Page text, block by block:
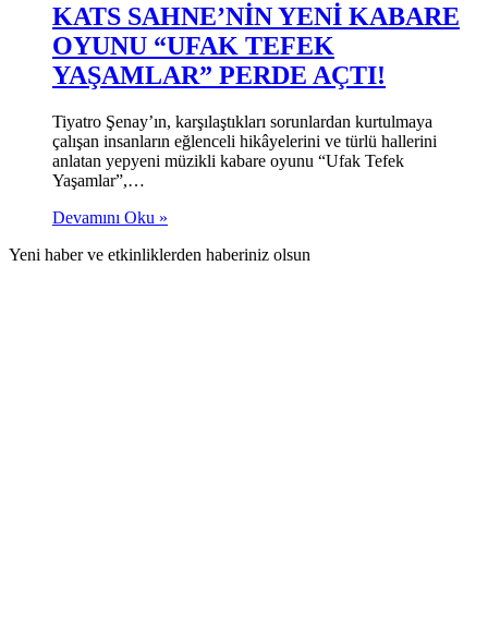
KATS SAHNE’NİN YENİ KABARE
OYUNU “UFAK TEFEK
YAŞAMLAR” PERDE AÇTI!
Tiyatro Şenay’ın, karşılaştıkları sorunlardan kurtulmaya
çalışan insanların eğlenceli hikâyelerini ve türlü hallerini
anlatan yepyeni müzikli kabare oyunu “Ufak Tefek
Yaşamlar”,…
Devamını Oku »
Yeni haber ve etkinliklerden haberiniz olsun